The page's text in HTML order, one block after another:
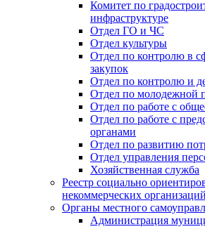
Комитет по
инфраструктуре
Отдел ГО и ЧС
Отдел культуры
Отдел по контролю в
закупок
Отдел по контролю и
Отдел по молодежной
Отдел по работе с
Отдел по работе с
органами
Отдел по развитию
Отдел управления
Хозяйственная служба
Реестр социально
некоммерческих организаций
Органы местного
Администрация